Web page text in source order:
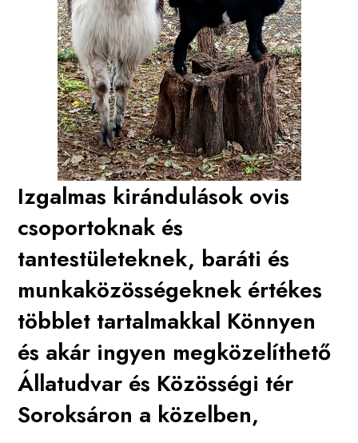
Izgalmas kirándulások ovis
csoportoknak és
tantestületeknek, baráti és
munkaközösségeknek értékes
többlet tartalmakkal Könnyen
és akár ingyen megközelíthető
Állatudvar és Közösségi tér
Soroksáron a közelben,